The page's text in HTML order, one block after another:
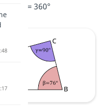
112° = 360°